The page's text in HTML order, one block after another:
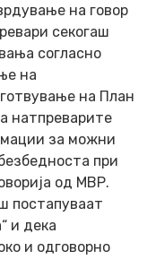
на говор
секогаш
согласно
на
на План
натпреварите
за можни
при
од МВР.
постапуваат
и дека
и одговорно